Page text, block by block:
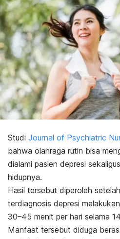
Studi Journal of Psychiatric
bahwa olahraga rutin bisa
dialami pasien depresi
hidupnya.
Hasil tersebut diperoleh
terdiagnosis depresi
30–45 menit per hari selama
Manfaat tersebut diduga